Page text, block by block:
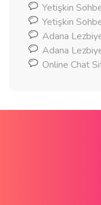
Yetişkin
Yetişkin
Adana
Adana
Online Chat